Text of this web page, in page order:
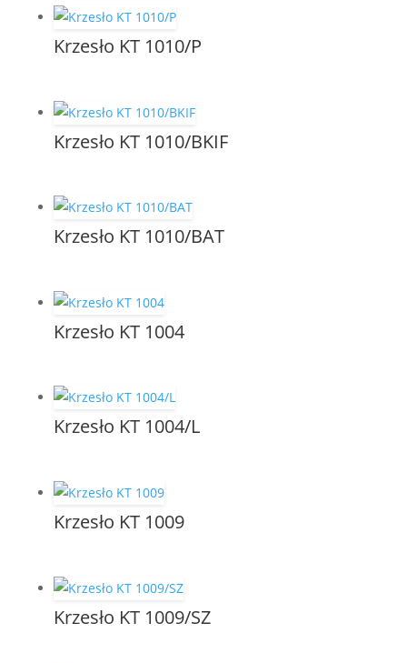
Krzesło KT 1010/P
Krzesło KT 1010/BKIF
Krzesło KT 1010/BAT
Krzesło KT 1004
Krzesło KT 1004/L
Krzesło KT 1009
Krzesło KT 1009/SZ